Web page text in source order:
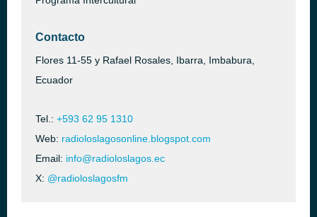
Contacto
Flores 11-55 y Rafael Rosales, Ibarra, Imbabura,
Ecuador
Tel.: +593 62 95 1310
Web: radioloslagosonline.blogspot.com
Email: info@radioloslagos.ec
X: @radioloslagosfm